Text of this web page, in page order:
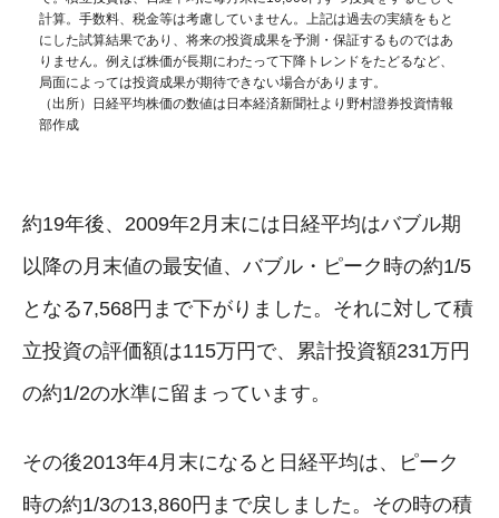
計算。手数料、税金等は考慮していません。上記は過去の実績をもと
にした試算結果であり、将来の投資成果を予測・保証するものではあ
りません。例えば株価が長期にわたって下降トレンドをたどるなど、
局面によっては投資成果が期待できない場合があります。
（出所）日経平均株価の数値は日本経済新聞社より野村證券投資情報
部作成
約19年後、2009年2月末には日経平均はバブル期
以降の月末値の最安値、バブル・ピーク時の約1/5
となる7,568円まで下がりました。それに対して積
立投資の評価額は115万円で、累計投資額231万円
の約1/2の水準に留まっています。
その後2013年4月末になると日経平均は、ピーク
時の約1/3の13,860円まで戻しました。その時の積